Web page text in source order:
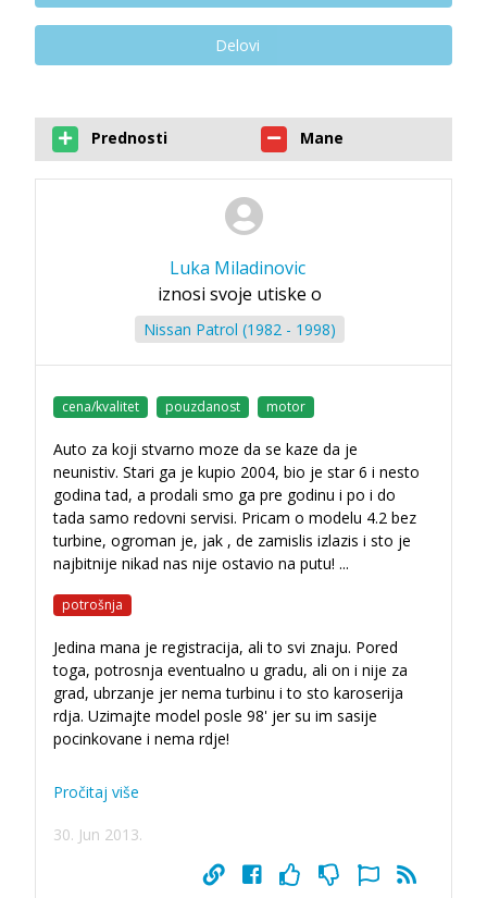
Delovi
Prednosti Mane
Luka Miladinovic
iznosi svoje utiske o
Nissan Patrol (1982 - 1998)
cena/kvalitet pouzdanost motor
Auto za koji stvarno moze da se kaze da je
neunistiv. Stari ga je kupio 2004, bio je star 6 i nesto
godina tad, a prodali smo ga pre godinu i po i do
tada samo redovni servisi. Pricam o modelu 4.2 bez
turbine, ogroman je, jak , de zamislis izlazis i sto je
najbitnije nikad nas nije ostavio na putu! ...
potrošnja
Jedina mana je registracija, ali to svi znaju. Pored
toga, potrosnja eventualno u gradu, ali on i nije za
grad, ubrzanje jer nema turbinu i to sto karoserija
rdja. Uzimajte model posle 98' jer su im sasije
pocinkovane i nema rdje!
Pročitaj više
30. Jun 2013.